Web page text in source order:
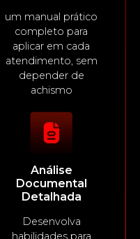
um manual prático
completo para
aplicar em cada
atendimento, sem
depender de
achismo
Análise
Documental
Detalhada
Desenvolva
habilidades para